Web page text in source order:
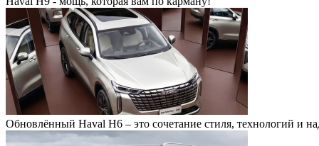
Обновлённый Haval H6 – это сочетание стиля, технологий и